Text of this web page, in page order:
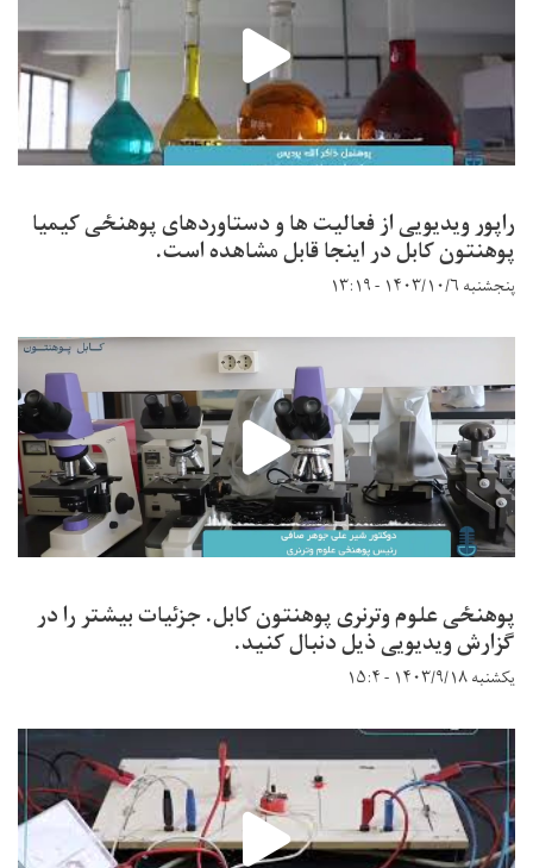
راپور ویدیویی از فعالیت ها و دستاوردهای پوهنځی کیمیا
پوهنتون کابل در اینجا قابل مشاهده است.
پنجشنبه ۱۴۰۳/۱۰/۶ - ۱۳:۱۹
پوهنځی علوم وترنری پوهنتون کابل. جزئیات بیشتر را در
گزارش ویدیویی ذیل دنبال کنید.
یکشنبه ۱۴۰۳/۹/۱۸ - ۱۵:۴